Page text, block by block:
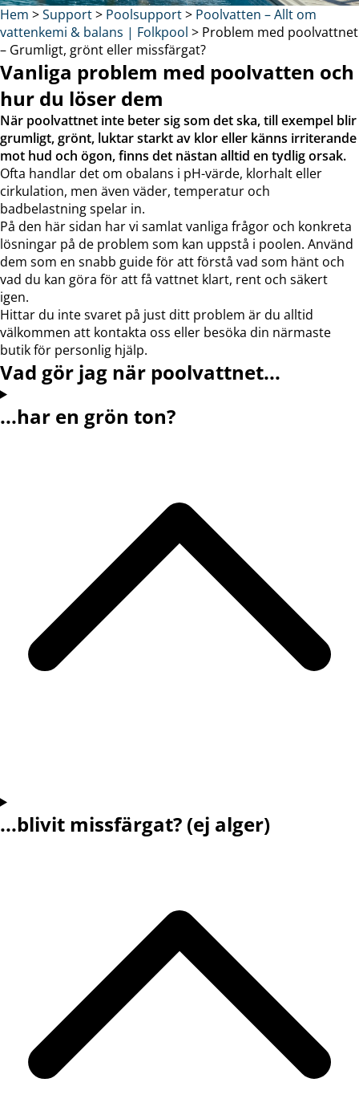
Hem >Support> Poolsupport> Poolvatten – Allt om
vattenkemi & balans | Folkpool > Problem med poolvattnet
– Grumligt, grönt eller missfärgat?
Vanliga problem med poolvatten och
hur du löser dem
När poolvattnet inte beter sig som det ska, till exempel blir
grumligt, grönt, luktar starkt av klor eller känns irriterande
mot hud och ögon, finns det nästan alltid en tydlig orsak.
Ofta handlar det om obalans i pH-värde, klorhalt eller
cirkulation, men även väder, temperatur och
badbelastning spelar in.
På den här sidan har vi samlat vanliga frågor och konkreta
lösningar på de problem som kan uppstå i poolen. Använd
dem som en snabb guide för att förstå vad som hänt och
vad du kan göra för att få vattnet klart, rent och säkert
igen.
Hittar du inte svaret på just ditt problem är du alltid
välkommen att kontakta oss eller besöka din närmaste
butik för personlig hjälp.
Vad gör jag när poolvattnet...
...har en grön ton?
...blivit missfärgat? (ej alger)